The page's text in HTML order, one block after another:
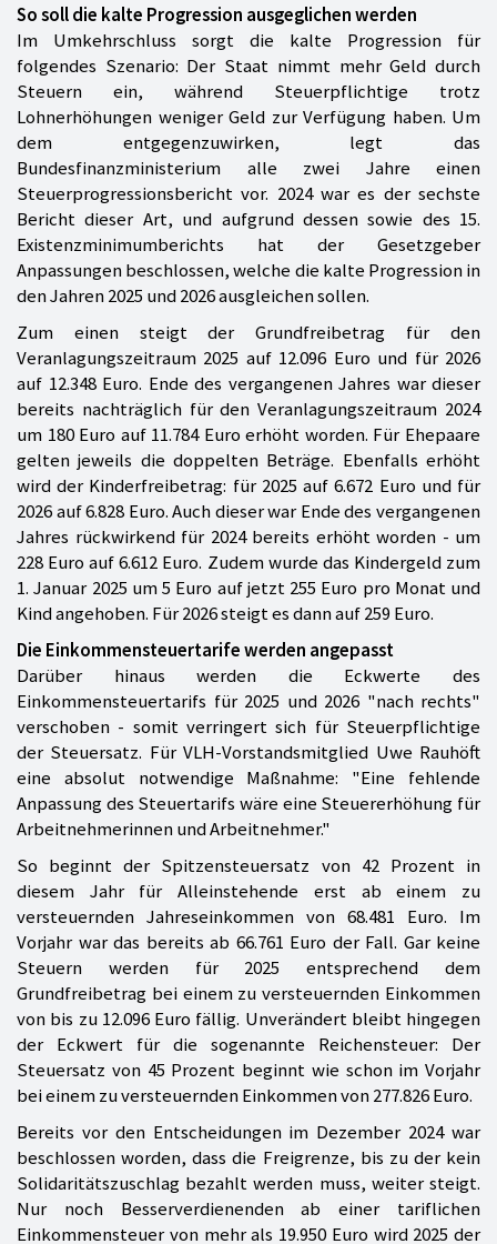
So soll die kalte Progression ausgeglichen werden
Im Umkehrschluss sorgt die kalte Progression für
folgendes Szenario: Der Staat nimmt mehr Geld durch
Steuern ein, während Steuerpflichtige trotz
Lohnerhöhungen weniger Geld zur Verfügung haben. Um
dem entgegenzuwirken, legt das
Bundesfinanzministerium alle zwei Jahre einen
Steuerprogressionsbericht vor. 2024 war es der sechste
Bericht dieser Art, und aufgrund dessen sowie des 15.
Existenzminimumberichts hat der Gesetzgeber
Anpassungen beschlossen, welche die kalte Progression in
den Jahren 2025 und 2026 ausgleichen sollen.
Zum einen steigt der Grundfreibetrag für den
Veranlagungszeitraum 2025 auf 12.096 Euro und für 2026
auf 12.348 Euro. Ende des vergangenen Jahres war dieser
bereits nachträglich für den Veranlagungszeitraum 2024
um 180 Euro auf 11.784 Euro erhöht worden. Für Ehepaare
gelten jeweils die doppelten Beträge. Ebenfalls erhöht
wird der Kinderfreibetrag: für 2025 auf 6.672 Euro und für
2026 auf 6.828 Euro. Auch dieser war Ende des vergangenen
Jahres rückwirkend für 2024 bereits erhöht worden - um
228 Euro auf 6.612 Euro. Zudem wurde das Kindergeld zum
1. Januar 2025 um 5 Euro auf jetzt 255 Euro pro Monat und
Kind angehoben. Für 2026 steigt es dann auf 259 Euro.
Die Einkommensteuertarife werden angepasst
Darüber hinaus werden die Eckwerte des
Einkommensteuertarifs für 2025 und 2026 "nach rechts"
verschoben - somit verringert sich für Steuerpflichtige
der Steuersatz. Für VLH-Vorstandsmitglied Uwe Rauhöft
eine absolut notwendige Maßnahme: "Eine fehlende
Anpassung des Steuertarifs wäre eine Steuererhöhung für
Arbeitnehmerinnen und Arbeitnehmer."
So beginnt der Spitzensteuersatz von 42 Prozent in
diesem Jahr für Alleinstehende erst ab einem zu
versteuernden Jahreseinkommen von 68.481 Euro. Im
Vorjahr war das bereits ab 66.761 Euro der Fall. Gar keine
Steuern werden für 2025 entsprechend dem
Grundfreibetrag bei einem zu versteuernden Einkommen
von bis zu 12.096 Euro fällig. Unverändert bleibt hingegen
der Eckwert für die sogenannte Reichensteuer: Der
Steuersatz von 45 Prozent beginnt wie schon im Vorjahr
bei einem zu versteuernden Einkommen von 277.826 Euro.
Bereits vor den Entscheidungen im Dezember 2024 war
beschlossen worden, dass die Freigrenze, bis zu der kein
Solidaritätszuschlag bezahlt werden muss, weiter steigt.
Nur noch Besserverdienenden ab einer tariflichen
Einkommensteuer von mehr als 19.950 Euro wird 2025 der